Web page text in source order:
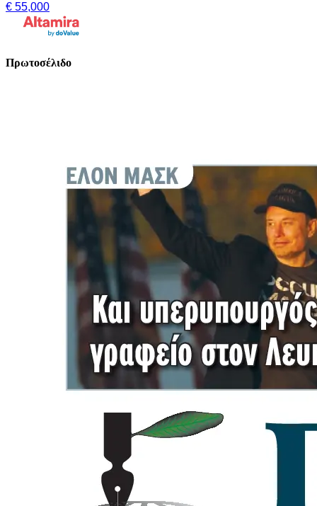
€ 55,000
Πρωτοσέλιδο